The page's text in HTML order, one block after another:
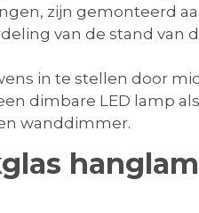
zijn gemonteerd
van de stand van
in te stellen door
dimbare LED lamp
wanddimmer.